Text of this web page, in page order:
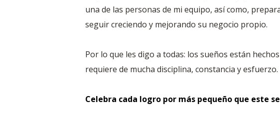
una de las personas de mi equipo, así como,
seguir creciendo y mejorando su negocio propio.
Por lo que les digo a todas: los sueños están
requiere de mucha disciplina, constancia y esfuerzo.
Celebra cada logro por más pequeño que este